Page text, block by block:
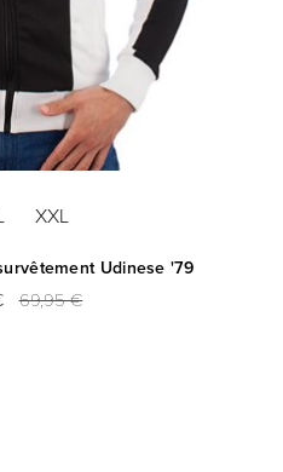
XXL
Udinese '79
69,95 €